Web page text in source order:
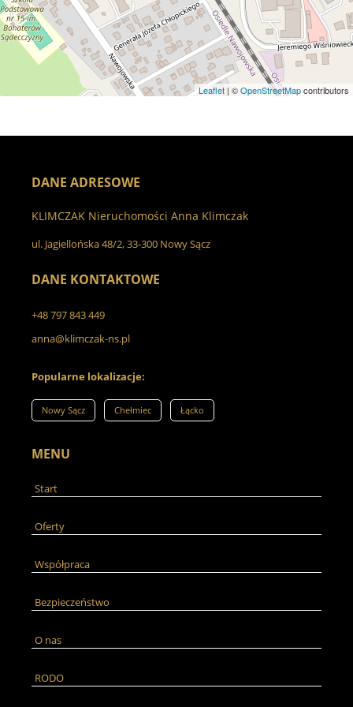
Leaflet | ©OpenStreetMapcontributors
DANE ADRESOWE
KLIMCZAK Nieruchomości Anna Klimczak
ul. Jagiellońska 48/2, 33-300 Nowy Sącz
DANE KONTAKTOWE
+48 797 843 449
anna@klimczak-ns.pl
Popularne lokalizacje:
Nowy Sącz Chełmiec Łącko
MENU
Start
Oferty
Współpraca
Bezpieczeństwo
O nas
RODO